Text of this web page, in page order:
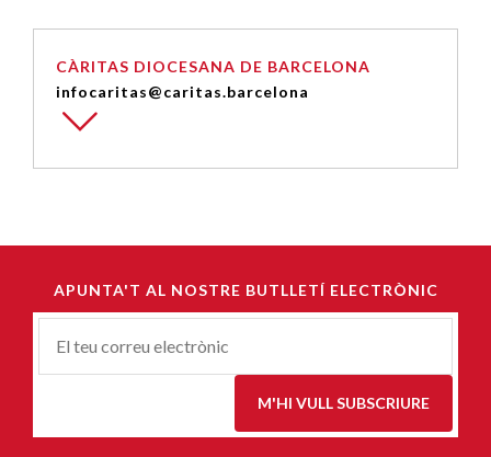
CÀRITAS DIOCESANA DE BARCELONA
infocaritas@caritas.barcelona
APUNTA'T AL NOSTRE BUTLLETÍ ELECTRÒNIC
Correu-
M'HI VULL SUBSCRIURE